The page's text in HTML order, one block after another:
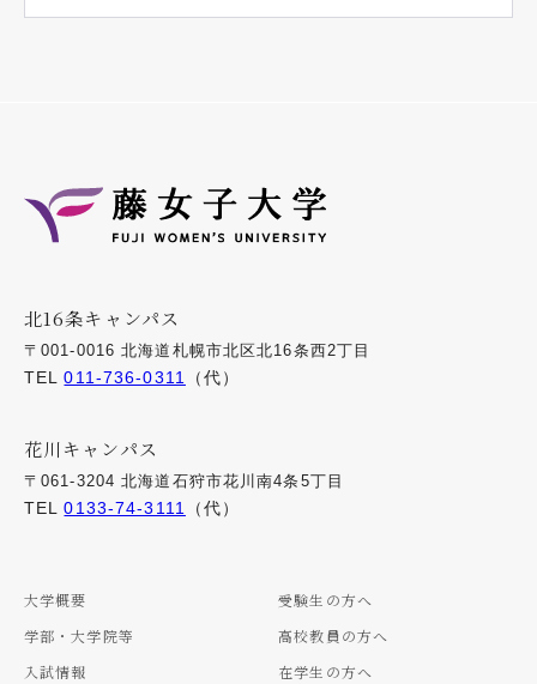
北16条キャンパス
〒001-0016 北海道札幌市北区北16条西2丁目
TEL011-736-0311 （代）
花川キャンパス
〒061-3204 北海道石狩市花川南4条5丁目
TEL0133-74-3111 （代）
大学概要
学部・大学院等
入試情報
受験生の方へ
高校教員の方へ
在学生の方へ